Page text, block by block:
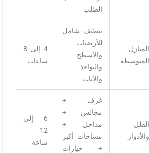
الطلب
المنازل
المتوسطة
تنظيف شامل
للأرضيات
والأسطح
والنوافذ
والأثاث
4 إلى 8
ساعات
الفلل
والأدوار
غرف +
مجالس +
مداخل +
مساحات أكبر
+ خيارات
6 إلى
12
ساعة